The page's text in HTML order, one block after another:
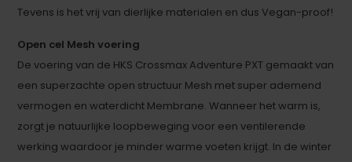
Tevens is het vrij van dierlijke materialen en dus Vegan-proof!
Open cel Mesh voering
De voering van de HKS Crossmax Adventure PXT gemaakt van
een superzachte open structuur Mesh met super ademend
vermogen en waterdicht Membrane. Wanneer het warm is,
zorgt je natuurlijke loopbeweging voor een ventilerende
werking waardoor je minder warme voeten krijgt. In de winter